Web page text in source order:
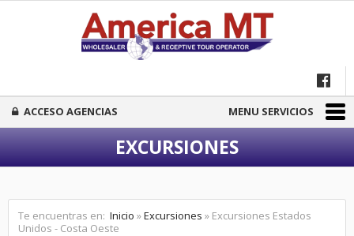
ACCESO AGENCIAS MENU SERVICIOS
EXCURSIONES
Te encuentras en: Inicio »Excursiones » Excursiones Estados
Unidos - Costa Oeste